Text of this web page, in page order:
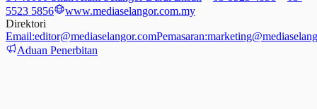
5523 5856
www.mediaselangor.com.my
Direktori
Email:editor@mediaselangor.comPemasaran:
Aduan Penerbitan